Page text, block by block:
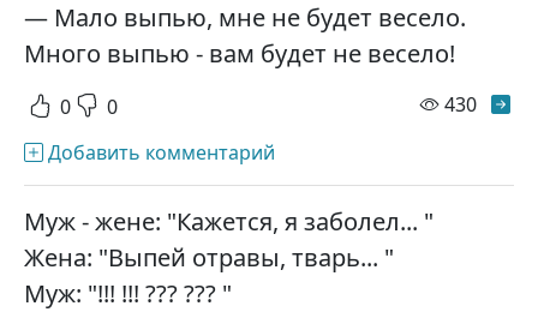
— Мало выпью, мне не будет весело.
Много выпью - вам будет не весело!
0 0 430
Добавить комментарий
Муж - жене: "Кажется, я заболел... "
Жена: "Выпей отравы, тварь... "
Муж: "!!! !!! ??? ??? "